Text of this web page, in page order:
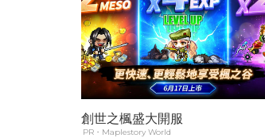
創世之楓盛大開服
PR・Maplestory World